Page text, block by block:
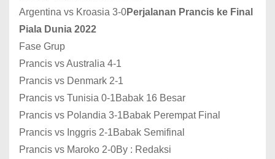
Argentina vs Kroasia 3-0Perjalanan Prancis ke Final
Piala Dunia 2022
Fase Grup
Prancis vs Australia 4-1
Prancis vs Denmark 2-1
Prancis vs Tunisia 0-1Babak 16 Besar
Prancis vs Polandia 3-1Babak Perempat Final
Prancis vs Inggris 2-1Babak Semifinal
Prancis vs Maroko 2-0By : Redaksi